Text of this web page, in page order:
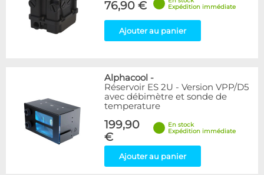
76,90 €
Expédition immédiate
Ajouter au panier
Alphacool -
Réservoir ES 2U - Version VPP/D5
avec débimètre et sonde de
temperature
199,90
€
En stock
Expédition immédiate
Ajouter au panier